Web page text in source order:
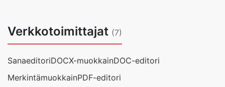
Verkkotoimittajat (7)
SanaeditoriDOCX-muokkainDOC-editori
MerkintämuokkainPDF-editori